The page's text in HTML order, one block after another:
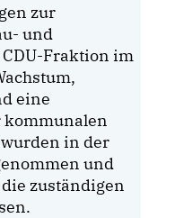
zur
und
Fraktion im
eine
kommunalen
in der
und
zuständigen